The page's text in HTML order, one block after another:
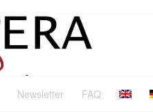
Newsletter FAQ